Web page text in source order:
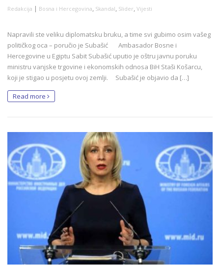
Redakcija | Bosna i Hercegovina, Skandal, Slider, Vijesti
Napravili ste veliku diplomatsku bruku, a time svi gubimo osim vašeg
političkog oca – poručio je Subašić Ambasador Bosne i
Hercegovine u Egiptu Sabit Subašić uputio je oštru javnu poruku
ministru vanjske trgovine i ekonomskih odnosa BiH Staši Košarcu,
koji je stigao u posjetu ovoj zemlji. Subašić je objavio da […]
Read more